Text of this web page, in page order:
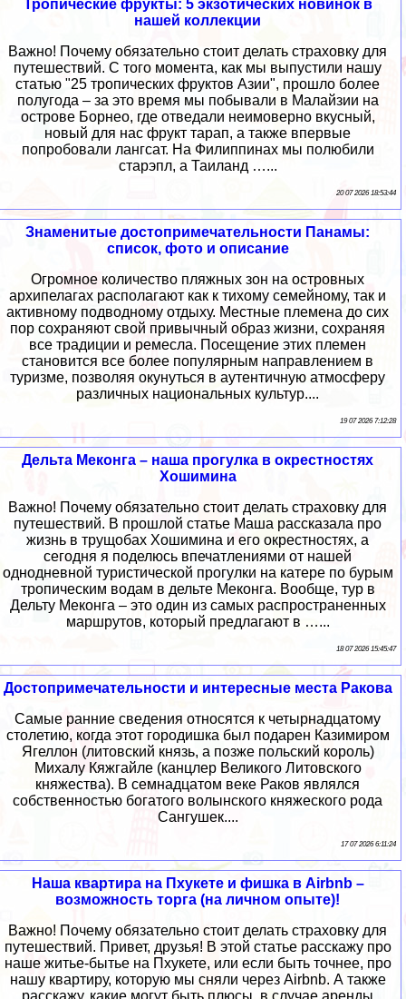
Тропические фрукты: 5 экзотических новинок в
нашей коллекции
Важно! Почему обязательно стоит делать страховку для
путешествий. С того момента, как мы выпустили нашу
статью "25 тропических фруктов Азии", прошло более
полугода – за это время мы побывали в Малайзии на
острове Борнео, где отведали неимоверно вкусный,
новый для нас фрукт тарап, а также впервые
попробовали лангсат. На Филиппинах мы полюбили
старэпл, а Таиланд …...
20 07 2026 18:53:44
Знаменитые достопримечательности Панамы:
список, фото и описание
Огромное количество пляжных зон на островных
архипелагах располагают как к тихому семейному, так и
активному подводному отдыху. Местные племена до сих
пор сохраняют свой привычный образ жизни, сохраняя
все традиции и ремесла. Посещение этих племен
становится все более популярным направлением в
туризме, позволяя окунуться в аутентичную атмосферу
различных национальных культур....
19 07 2026 7:12:28
Дельта Меконга – наша прогулка в окрестностях
Хошимина
Важно! Почему обязательно стоит делать страховку для
путешествий. В прошлой статье Маша рассказала про
жизнь в трущобах Хошимина и его окрестностях, а
сегодня я поделюсь впечатлениями от нашей
однодневной туристической прогулки на катере по бурым
тропическим водам в дельте Меконга. Вообще, тур в
Дельту Меконга – это один из самых распространенных
маршрутов, который предлагают в …...
18 07 2026 15:45:47
Достопримечательности и интересные места Ракова
Самые ранние сведения относятся к четырнадцатому
столетию, когда этот городишка был подарен Казимиром
Ягеллон (литовский князь, а позже польский король)
Михалу Кяжгайле (канцлер Великого Литовского
княжества). В семнадцатом веке Раков являлся
собственностью богатого волынского княжеского рода
Сангушек....
17 07 2026 6:11:24
Наша квартира на Пхукете и фишка в Airbnb –
возможность торга (на личном опыте)!
Важно! Почему обязательно стоит делать страховку для
путешествий. Привет, друзья! В этой статье расскажу про
наше житье-бытье на Пхукете, или если быть точнее, про
нашу квартиру, которую мы сняли через Airbnb. А также